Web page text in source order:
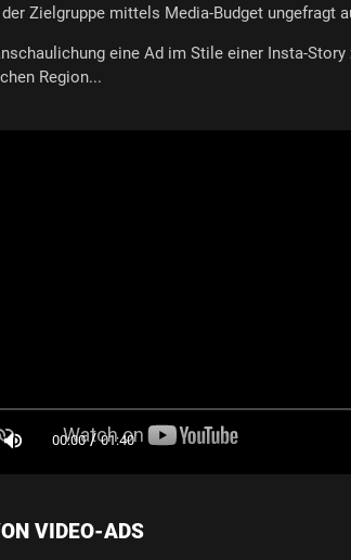
Zielgruppe mittels Media-Budget ungefragt
eine Ad im Stile einer Insta-Story
Region...
00:00 / 01:40
VIDEO-ADS